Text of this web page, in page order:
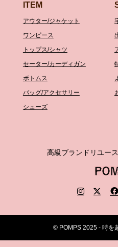
ITEM
アウター/ジャケット
ワンピース
トップス/シャツ
セーター/カーディガン
ボトムス
バッグ/アクセサリー
シューズ
高級ブランドリユー
© POMPS 2025 - 時を